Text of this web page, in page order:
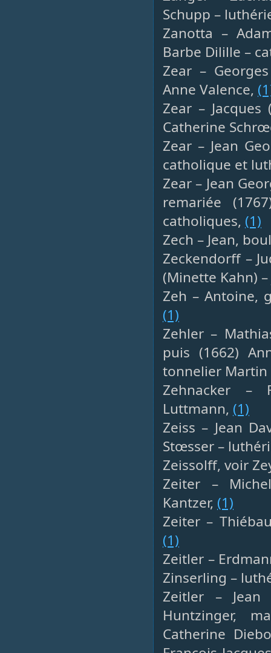
Schupp –
Zanotta –
Barbe Dilille –
Zear –
Anne Valence,
Zear – Jacques
Catherine
Zear – Jean
catholique et
Zear – Jean
remariée
catholiques, (1)
Zech – Jean,
Zeckendorff –
(Minette Kahn)
Zeh – Antoine,
(1)
Zehler –
puis (1662)
tonnelier
Zehnacker –
Luttmann, (1)
Zeiss – Jean
Stœsser –
Zeissolff, voir
Zeiter –
Kantzer, (1)
Zeiter –
(1)
Zeitler –
Zinserling –
Zeitler – Jean
Huntzinger,
Catherine